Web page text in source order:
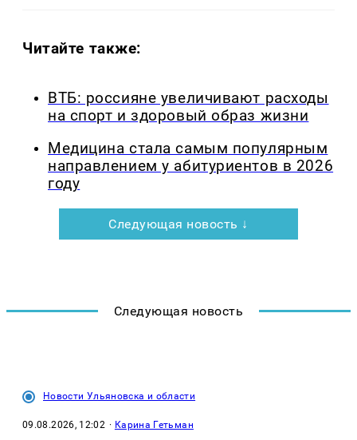
Читайте также:
ВТБ: россияне увеличивают расходы
на спорт и здоровый образ жизни
Медицина стала самым популярным
направлением у абитуриентов в 2026
году
Следующая новость ↓
Следующая новость
Новости Ульяновска и области
09.08.2026, 12:02 · Карина Гетьман